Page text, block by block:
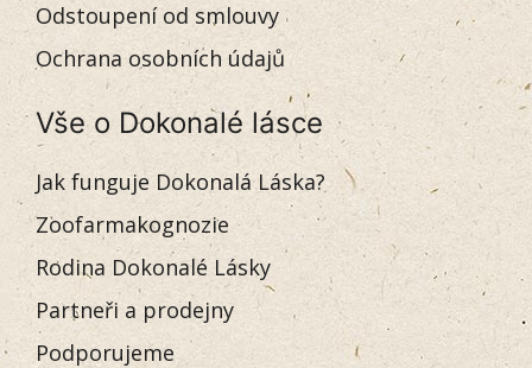
Odstoupení od smlouvy
Ochrana osobních údajů
Vše o Dokonalé lásce
Jak funguje Dokonalá Láska?
Zoofarmakognozie
Rodina Dokonalé Lásky
Partneři a prodejny
Podporujeme